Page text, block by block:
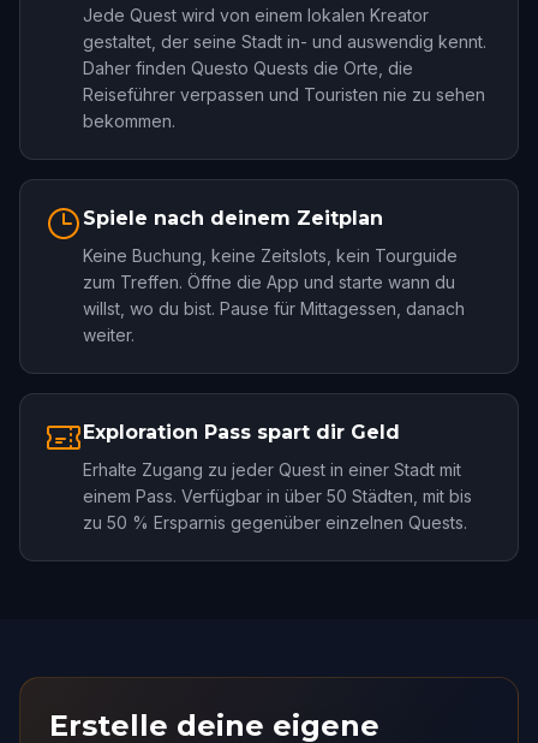
Jede Quest wird von einem lokalen Kreator
gestaltet, der seine Stadt in- und auswendig kennt.
Daher finden Questo Quests die Orte, die
Reiseführer verpassen und Touristen nie zu sehen
bekommen.
Spiele nach deinem Zeitplan
Keine Buchung, keine Zeitslots, kein Tourguide
zum Treffen. Öffne die App und starte wann du
willst, wo du bist. Pause für Mittagessen, danach
weiter.
Exploration Pass spart dir Geld
Erhalte Zugang zu jeder Quest in einer Stadt mit
einem Pass. Verfügbar in über 50 Städten, mit bis
zu 50 % Ersparnis gegenüber einzelnen Quests.
Erstelle deine eigene